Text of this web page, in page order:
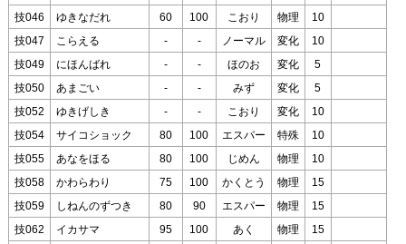
技046 ゆきなだれ 60 100 こおり 物理 10
技047 こらえる - - ノーマル 変化 10
技049 にほんばれ - - ほのお 変化 5
技050 あまごい - - みず 変化 5
技052 ゆきげしき - - こおり 変化 10
技054 サイコショック 80 100 エスパー 特殊 10
技055 あなをほる 80 100 じめん 物理 10
技058 かわらわり 75 100 かくとう 物理 15
技059 しねんのずつき 80 90 エスパー 物理 15
技062 イカサマ 95 100 あく 物理 15